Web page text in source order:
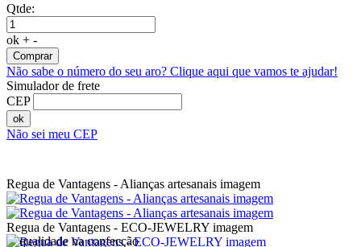
Qtde:
ok + -
Comprar
Não sabe o número do seu aro? Clique aqui que vamos te ajudar!
Simulador de frete
CEP
ok
Não sei meu CEP
Regua de Vantagens - Alianças artesanais imagem
Regua de Vantagens - ECO-JEWELRY imagem